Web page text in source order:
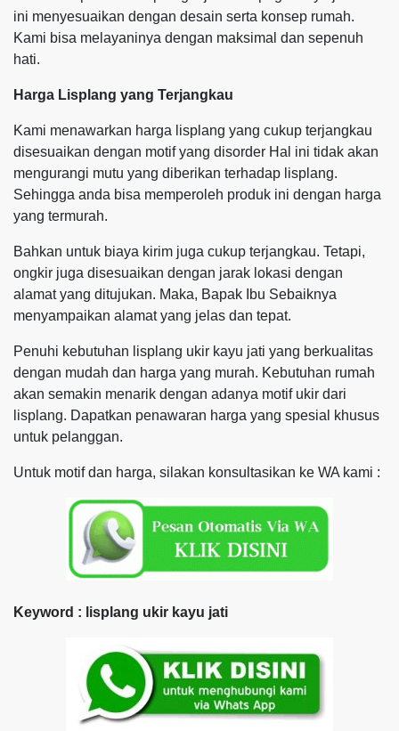
ini menyesuaikan dengan desain serta konsep rumah.
Kami bisa melayaninya dengan maksimal dan sepenuh
hati.
Harga Lisplang yang Terjangkau
Kami menawarkan harga lisplang yang cukup terjangkau
disesuaikan dengan motif yang disorder Hal ini tidak akan
mengurangi mutu yang diberikan terhadap lisplang.
Sehingga anda bisa memperoleh produk ini dengan harga
yang termurah.
Bahkan untuk biaya kirim juga cukup terjangkau. Tetapi,
ongkir juga disesuaikan dengan jarak lokasi dengan
alamat yang ditujukan. Maka, Bapak Ibu Sebaiknya
menyampaikan alamat yang jelas dan tepat.
Penuhi kebutuhan lisplang ukir kayu jati yang berkualitas
dengan mudah dan harga yang murah. Kebutuhan rumah
akan semakin menarik dengan adanya motif ukir dari
lisplang. Dapatkan penawaran harga yang spesial khusus
untuk pelanggan.
Untuk motif dan harga, silakan konsultasikan ke WA kami :
Keyword : lisplang ukir kayu jati